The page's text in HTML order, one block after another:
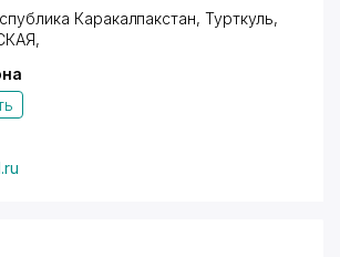
Каракалпакстан, Турткуль,
,